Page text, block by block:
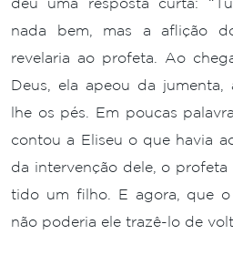
nada bem, mas a aflição
revelaria ao profeta. Ao
Deus, ela apeou da jumenta,
lhe os pés. Em poucas
contou a Eliseu o que havia
da intervenção dele, o profeta
tido um filho. E agora, que o
não poderia ele trazê-lo de